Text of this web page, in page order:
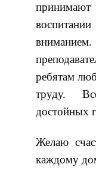
ребятам
труду.
достойных
Желаю
каждому